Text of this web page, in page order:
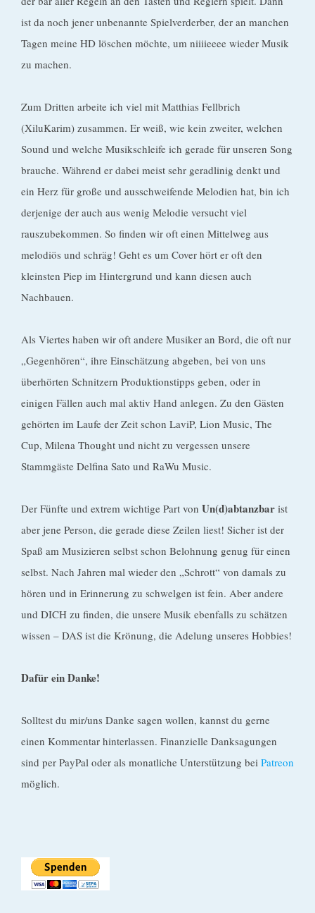
ist da noch jener unbenannte Spielverderber, der an manchen
Tagen meine HD löschen möchte, um niiiieeee wieder Musik
zu machen.
Zum Dritten arbeite ich viel mit Matthias Fellbrich
(XiluKarim) zusammen. Er weiß, wie kein zweiter, welchen
Sound und welche Musikschleife ich gerade für unseren Song
brauche. Während er dabei meist sehr geradlinig denkt und
ein Herz für große und ausschweifende Melodien hat, bin ich
derjenige der auch aus wenig Melodie versucht viel
rauszubekommen. So finden wir oft einen Mittelweg aus
melodiös und schräg! Geht es um Cover hört er oft den
kleinsten Piep im Hintergrund und kann diesen auch
Nachbauen.
Als Viertes haben wir oft andere Musiker an Bord, die oft nur
„Gegenhören“, ihre Einschätzung abgeben, bei von uns
überhörten Schnitzern Produktionstipps geben, oder in
einigen Fällen auch mal aktiv Hand anlegen. Zu den Gästen
gehörten im Laufe der Zeit schon LaviP, Lion Music, The
Cup, Milena Thought und nicht zu vergessen unsere
Stammgäste Delfina Sato und RaWu Music.
Der Fünfte und extrem wichtige Part von Un(d)abtanzbarist
aber jene Person, die gerade diese Zeilen liest! Sicher ist der
Spaß am Musizieren selbst schon Belohnung genug für einen
selbst. Nach Jahren mal wieder den „Schrott“ von damals zu
hören und in Erinnerung zu schwelgen ist fein. Aber andere
und DICH zu finden, die unsere Musik ebenfalls zu schätzen
wissen – DAS ist die Krönung, die Adelung unseres Hobbies!
Dafür ein Danke!
Solltest du mir/uns Danke sagen wollen, kannst du gerne
einen Kommentar hinterlassen. Finanzielle Danksagungen
sind per PayPal oder als monatliche Unterstützung bei Patreon
möglich.